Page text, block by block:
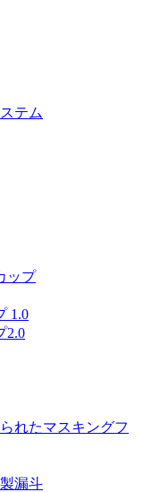
テム
ップ
1.0
2.0
れたマスキングフ
漏斗